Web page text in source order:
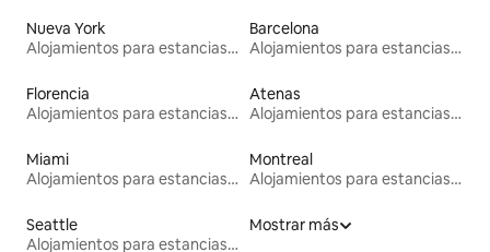
Nueva York
Alojamientos para estancias largas
Barcelona
Alojamientos para estancias largas
Florencia
Alojamientos para estancias largas
Atenas
Alojamientos para estancias largas
Miami
Alojamientos para estancias largas
Montreal
Alojamientos para estancias largas
Seattle
Alojamientos para estancias largas
Mostrar más